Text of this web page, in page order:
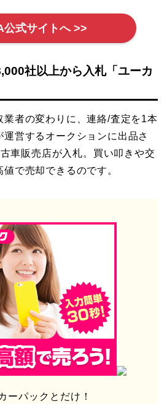
公式サイトへ >>
社以上から入札「ユーカ
業者の変わりに、連絡/査定を1本
営するオークションに出品さ
車販売店が入札。買い叩きや交
で売却できるのです。
ーパックとだけ！